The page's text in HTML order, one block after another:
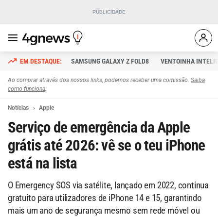
SAMSUNG GALAXY Z FOLD8 VENTOINHA
Ao comprar através dos nossos links, podemos receber uma comissão. Saiba
como funciona.
Notícias Apple
Serviço de emergência da Apple
grátis até 2026: vê se o teu iPhone
está na lista
O Emergency SOS via satélite, lançado em 2022, continua
gratuito para utilizadores de iPhone 14 e 15, garantindo
mais um ano de segurança mesmo sem rede móvel ou